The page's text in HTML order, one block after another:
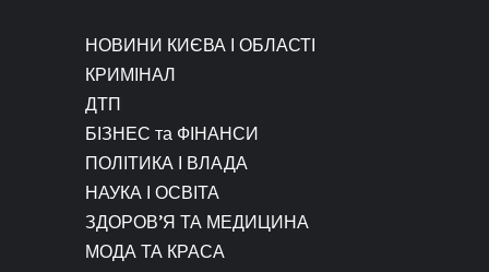
НОВИНИ КИЄВА І ОБЛАСТІ
КРИМІНАЛ
ДТП
БІЗНЕС та ФІНАНСИ
ПОЛІТИКА І ВЛАДА
НАУКА І ОСВІТА
ЗДОРОВ’Я ТА МЕДИЦИНА
МОДА ТА КРАСА